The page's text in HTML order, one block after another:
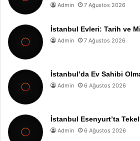
Admin 7 Ağustos 2026
İstanbul Evleri: Tarih ve
Admin 7 Ağustos 2026
İstanbul’da Ev Sahibi
Admin 6 Ağustos 2026
İstanbul Esenyurt’ta
Admin 6 Ağustos 2026